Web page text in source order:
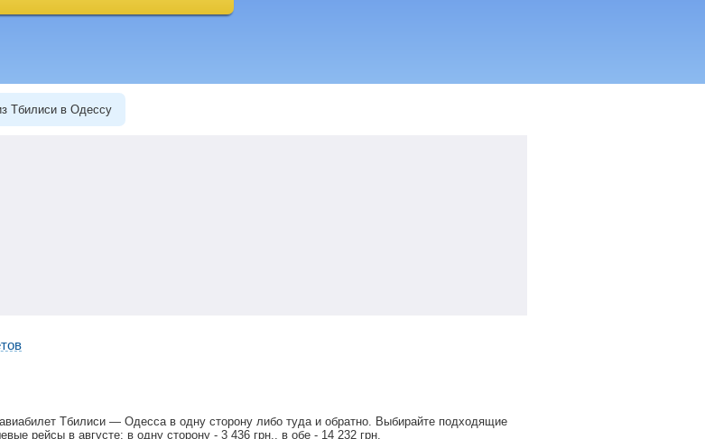
Тбилиси в Одессу
Тбилиси — Одесса в одну сторону либо туда и обратно. Выбирайте подходящие
рейсы в августе: в одну сторону - 3 436 грн., в обе - 14 232 грн.